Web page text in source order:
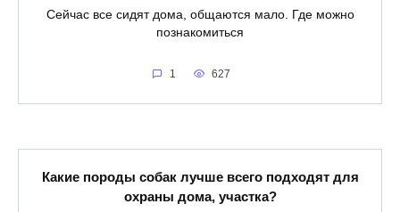
Сейчас все сидят дома, общаются мало. Где можно
познакомиться
1 627
Какие породы собак лучше всего подходят для
охраны дома, участка?